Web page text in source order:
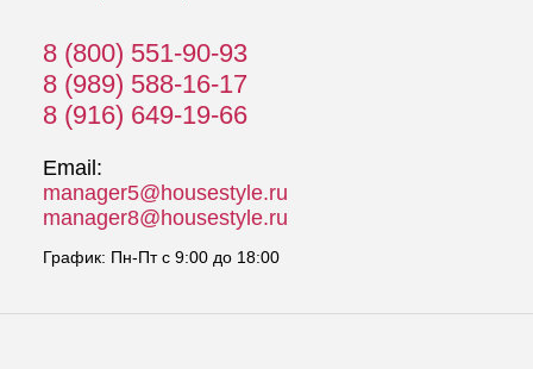
8 (800) 551-90-93
8 (989) 588-16-17
8 (916) 649-19-66
Email:
manager5@housestyle.ru
manager8@housestyle.ru
График: Пн-Пт с 9:00 до 18:00